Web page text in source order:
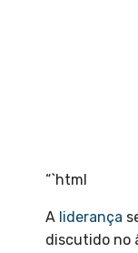
“`html
A liderança
discutido no